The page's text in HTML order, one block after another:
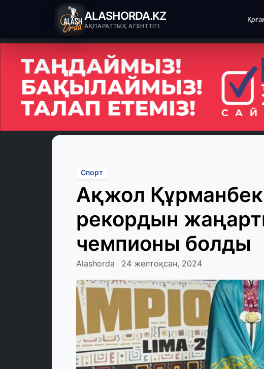
ALASHORDA.KZ
АҚПАРАТТЫҚ АГЕНТТІГІ
Спорт
Ақжол
рекордын
чемпионы болды
Alashorda 24 желтоқсан, 2024